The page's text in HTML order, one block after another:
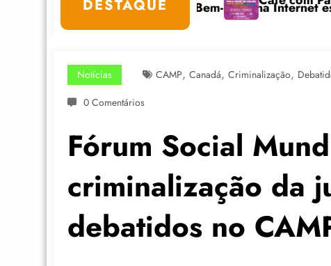
DESTAQUE
e Bem-Estar na Internet está com inscrições abertas
Notícias CAMP, Canadá, Criminalização,
0 Comentários
Fórum Social
criminalização da
debatidos no